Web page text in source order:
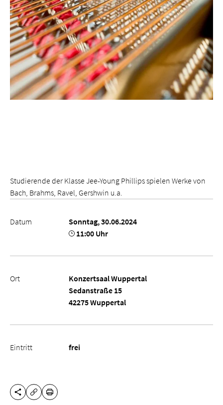
Studierende der Klasse Jee-Young Phillips spielen Werke von
Bach, Brahms, Ravel, Gershwin u.a.
Datum
Sonntag, 30.06.2024
11:00 Uhr
Ort
Konzertsaal Wuppertal
Sedanstraße 15
42275 Wuppertal
Eintritt frei
DIESE SEITE TEILEN
URL KOPIEREN
DRUCKEN